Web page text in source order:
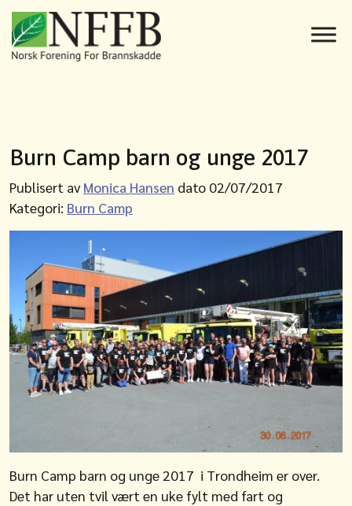
Burn Camp barn og unge 2017
Publisert av Monica Hansen dato 02/07/2017
Kategori: Burn Camp
Burn Camp barn og unge 2017 i Trondheim er over.
Det har uten tvil vært en uke fylt med fart og